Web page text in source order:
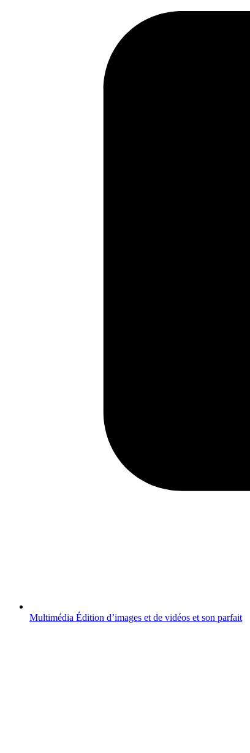
Multimédia Édition d’images et de vidéos et son parfait